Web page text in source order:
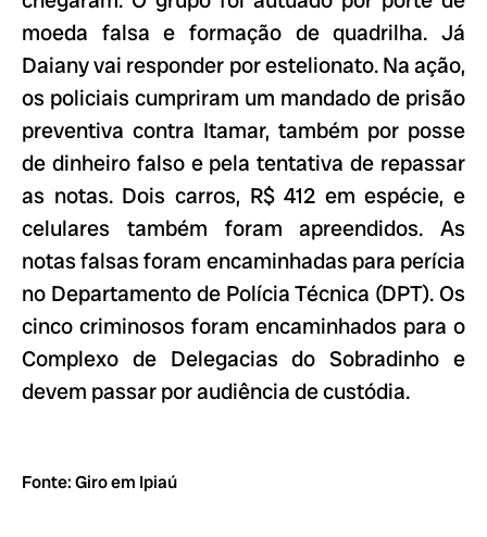
moeda falsa e formação de quadrilha. Já
Daiany vai responder por estelionato. Na ação,
os policiais cumpriram um mandado de prisão
preventiva contra Itamar, também por posse
de dinheiro falso e pela tentativa de repassar
as notas. Dois carros, R$ 412 em espécie, e
celulares também foram apreendidos. As
notas falsas foram encaminhadas para perícia
no Departamento de Polícia Técnica (DPT). Os
cinco criminosos foram encaminhados para o
Complexo de Delegacias do Sobradinho e
devem passar por audiência de custódia.
Fonte: Giro em Ipiaú